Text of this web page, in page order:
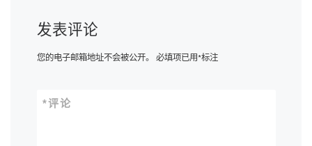
发表评论
您的电子邮箱地址不会被公开。 必填项已用*标注
评论
*